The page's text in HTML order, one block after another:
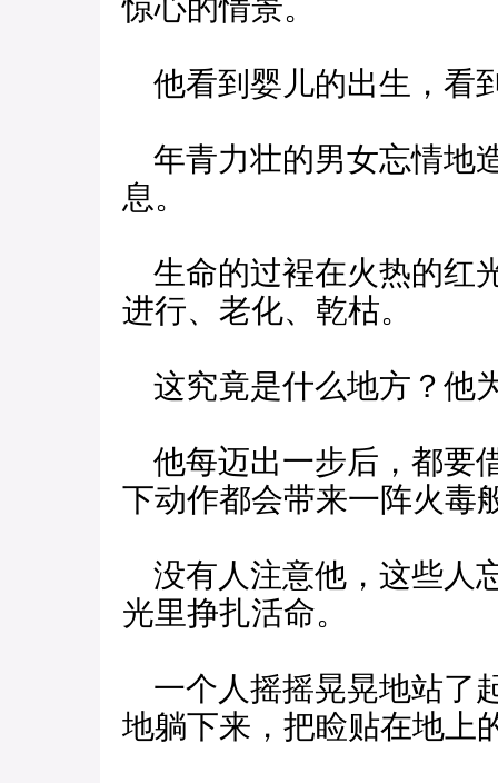
惊心的情景。
他看到婴儿的出生，看
年青力壮的男女忘情地
息。
生命的过裎在火热的红
进行、老化、乾枯。
这究竟是什么地方？他
他每迈出一步后，都要
下动作都会带来一阵火毒
没有人注意他，这些人
光里挣扎活命。
一个人摇摇晃晃地站了
地躺下来，把睑贴在地上